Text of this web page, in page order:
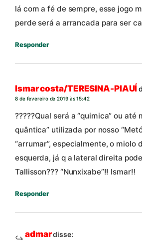
lá com a fé de sempre, esse jogo
perde será a arrancada para ser
Responder
Ismar costa/TERESINA-PIAUÍ
8 de fevereiro de 2019 às 15:42
?????Qual será a “quimica” ou até
quântica” utilizada por nosso
“arrumar”, especialmente, o miolo
esquerda, já q a lateral direita
Tallisson??? “Nunxixabe”!! Ismar!!
Responder
admardisse: